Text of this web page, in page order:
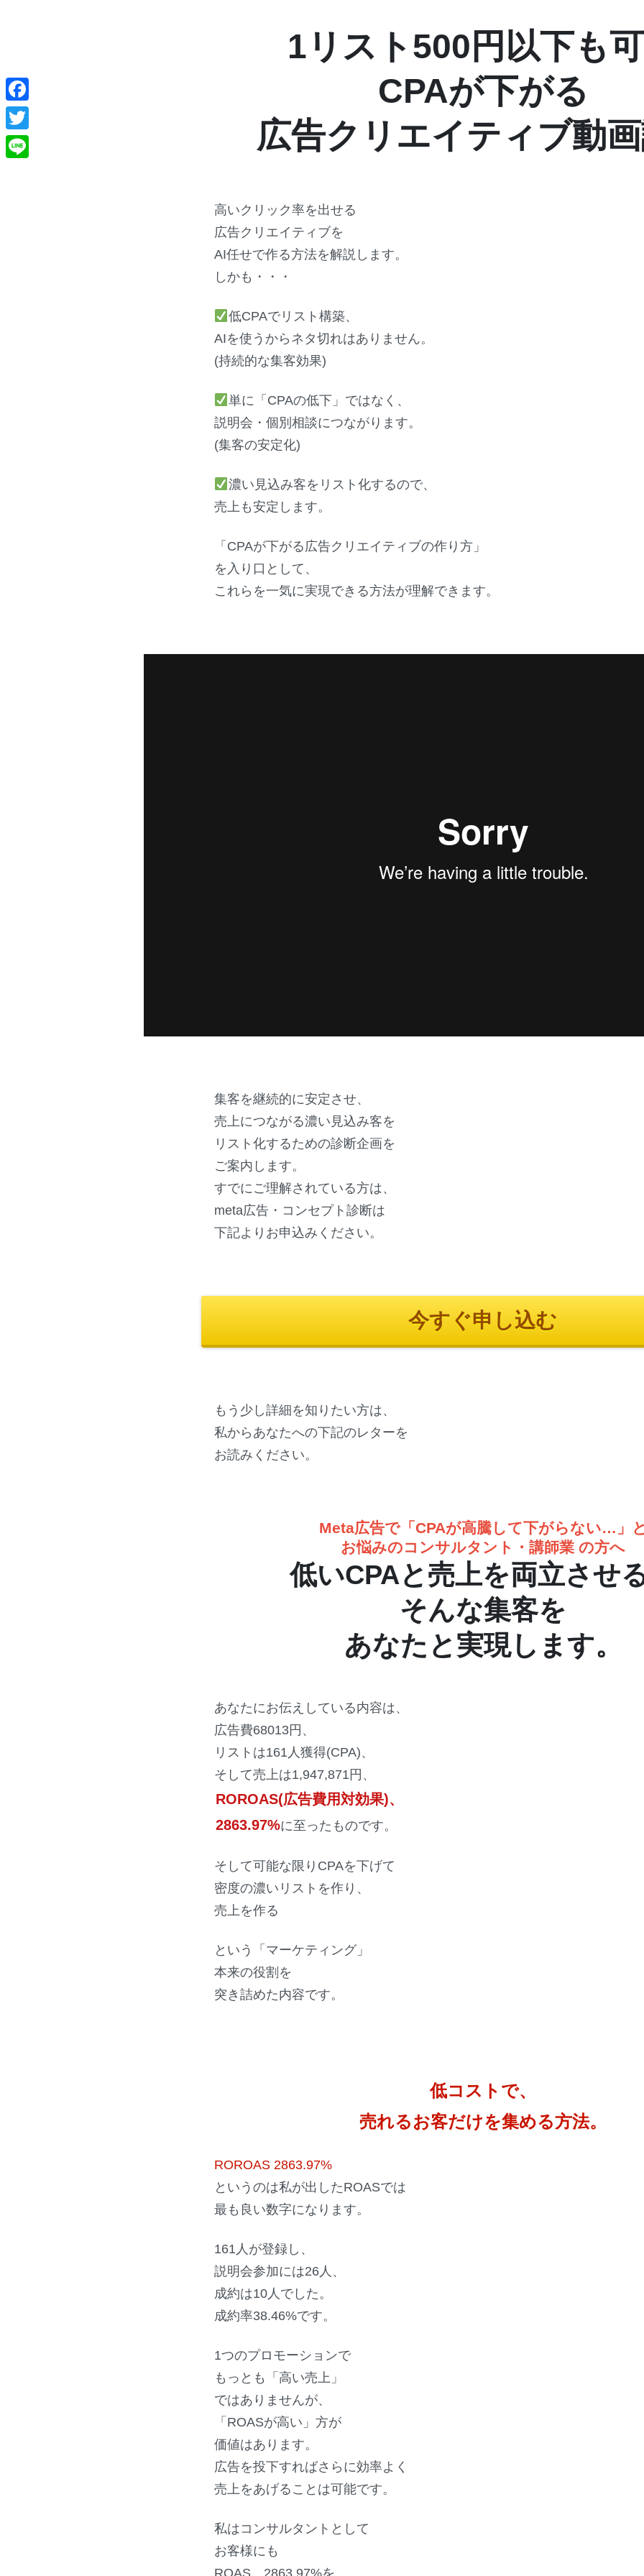
1リスト500円以下も
CPAが下がる
広告クリエイティブ動
高いクリック率を出せる
広告クリエイティブを
AI任せで作る方法を解説します。
しかも・・・
低CPAでリスト構築、
AIを使うからネタ切れはありません。
(持続的な集客効果)
単に「CPAの低下」ではなく、
説明会・個別相談につながります。
(集客の安定化)
濃い見込み客をリスト化するので、
売上も安定します。
「CPAが下がる広告クリエイティブの作り方」
を入り口として、
これらを一気に実現できる方法が理解できます。
集客を継続的に安定させ、
売上につながる濃い見込み客を
リスト化するための診断企画を
ご案内します。
すでにご理解されている方は、
meta広告・コンセプト診断は
下記よりお申込みください。
今すぐ申し込む
もう少し詳細を知りたい方は、
私からあなたへの下記のレターを
お読みください。
Meta広告で「CPAが高騰して下がらない…」
お悩みのコンサルタント・講師業 の方へ
低いCPAと売上を両立させ
そんな集客を
あなたと実現します。
あなたにお伝えしている内容は、
広告費68013円、
リストは161人獲得(CPA)、
そして売上は1,947,871円、
ROROAS(広告費用対効果)、
2863.97%に至ったものです。
そして可能な限りCPAを下げて
密度の濃いリストを作り、
売上を作る
という「マーケティング」
本来の役割を
突き詰めた内容です。
低コストで、
売れるお客だけを集める方法。
ROROAS 2863.97%
というのは私が出したROASでは
最も良い数字になります。
161人が登録し、
説明会参加には26人、
成約は10人でした。
成約率38.46%です。
1つのプロモーションで
もっとも「高い売上」
ではありませんが、
「ROASが高い」方が
価値はあります。
広告を投下すればさらに効率よく
売上をあげることは可能です。
私はコンサルタントとして
お客様にも
Facebook
Twitter